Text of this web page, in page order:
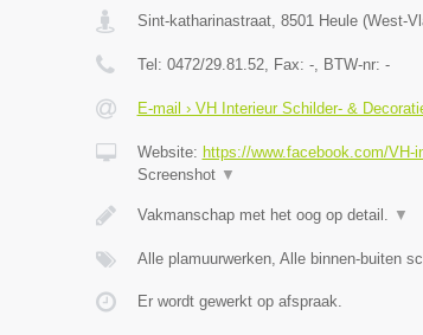
Sint-katharinastraat, 8501 Heule(West-
Tel: 0472/29.81.52, Fax: -, BTW-nr: -
E-mail › VH Interieur Schilder- &
Website: https://www.facebook.com/VH-
Screenshot ▼
Vakmanschap met het oog op detail. ▼
Alle plamuurwerken, Alle binnen-buiten
Er wordt gewerkt op afspraak.